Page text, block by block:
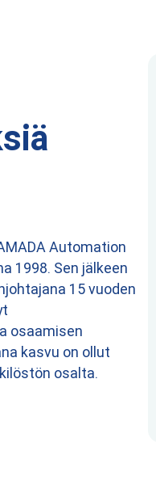
Automation
1998. Sen jälkeen
15 vuoden
osaamisen
kasvu on ollut
osalta.